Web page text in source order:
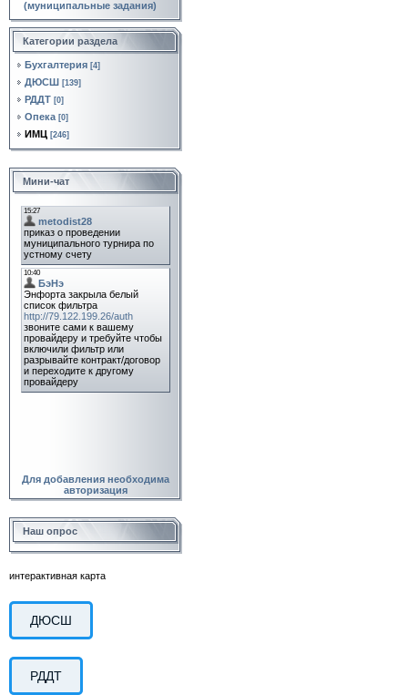
(муниципальные задания)
Категории раздела
Бухгалтерия [4]
ДЮСШ [139]
РДДТ [0]
Опека [0]
ИМЦ [246]
Мини-чат
Для добавления необходима
авторизация
Наш опрос
интерактивная карта
ДЮСШ
РДДТ